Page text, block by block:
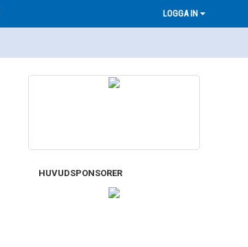
LOGGA IN
HUVUDSPONSORER